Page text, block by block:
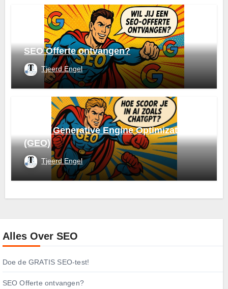
SEO Offerte ontvangen?
Tjeerd Engel
Wat is Generative Engine Optimization
(GEO)
Tjeerd Engel
Alles Over SEO
Doe de GRATIS SEO-test!
SEO Offerte ontvangen?